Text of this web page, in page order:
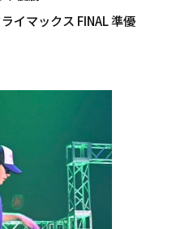
イマックス FINAL 準優